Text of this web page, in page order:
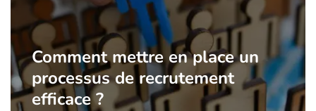
Comment mettre en place un
processus de recrutement
efficace ?